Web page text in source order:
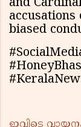
and
biased